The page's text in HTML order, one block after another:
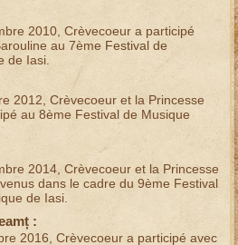
2010, Crèvecoeur a participé
au 7ème Festival de
de Iasi.
2012, Crèvecoeur et la Princesse
au 8ème Festival de Musique
2014, Crèvecoeur et la Princesse
dans le cadre du 9ème Festival
de Iasi.
:
2016, Crèvecoeur a participé avec